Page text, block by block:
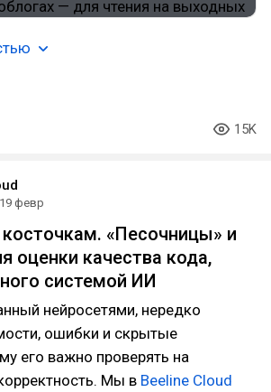
15K
19 февр
«Песочницы» и
оценки качества кода,
системой ИИ
нейросетями, нередко
ошибки и скрытые
его важно проверять на
Мы в Beeline Cloud